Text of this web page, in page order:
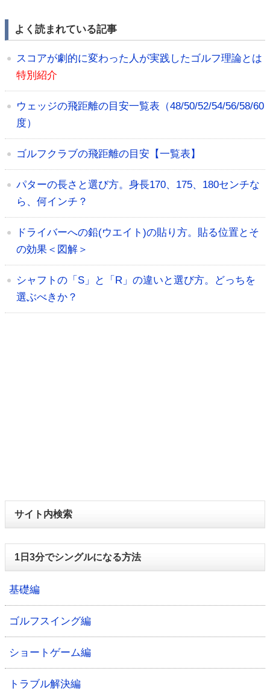
よく読まれている記事
スコアが劇的に変わった人が実践したゴルフ理論とは
特別紹介
ウェッジの飛距離の目安一覧表（48/50/52/54/56/58/60
度）
ゴルフクラブの飛距離の目安【一覧表】
パターの長さと選び方。身長170、175、180センチな
ら、何インチ？
ドライバーへの鉛(ウエイト)の貼り方。貼る位置とそ
の効果＜図解＞
シャフトの「S」と「R」の違いと選び方。どっちを
選ぶべきか？
サイト内検索
1日3分でシングルになる方法
基礎編
ゴルフスイング編
ショートゲーム編
トラブル解決編